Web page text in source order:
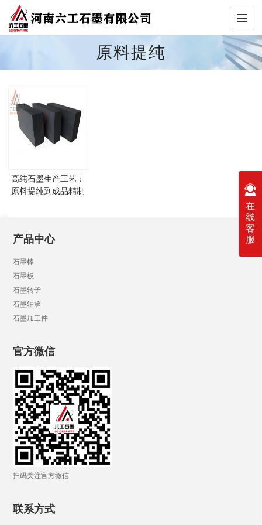
原料提纯
高纯石墨生产工艺：
原料提纯到成品精制
产品中心
石墨棒
石墨板
石墨转子
石墨轴承
石墨加工件
官方微信
扫码关注官方微信
联系方式
在
线
客
服